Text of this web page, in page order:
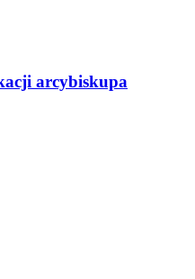
arcybiskupa